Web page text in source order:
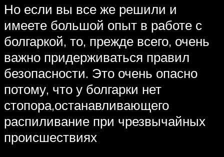
Но если вы все же решили и
имеете большой опыт в работе с
болгаркой, то, прежде всего, очень
важно придерживаться правил
безопасности. Это очень опасно
потому, что у болгарки нет
стопора,останавливающего
распиливание при чрезвычайных
происшествиях